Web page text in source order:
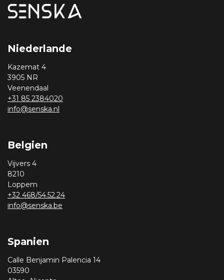
Niederlande
Kazemat 4
3905 NR
Veenendaal
+31 85 2384020
info@senska.nl
Belgien
Vijvers 4
8210
Loppem
+32 468/54.52.24
info@senska.be
Spanien
Calle Benjamin Palencia 14
03590